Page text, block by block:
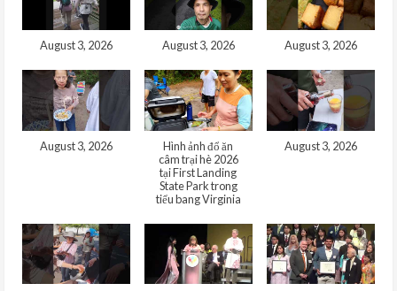
August 3, 2026 August 3, 2026 August 3, 2026
August 3, 2026
Hình ảnh đổ ăn
câm trại hè 2026
tại First Landing
State Park trong
tiểu bang Virginia
August 3, 2026